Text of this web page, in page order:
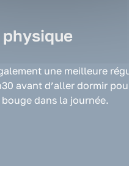
une meilleure
avant d’aller dormir
dans la journée.